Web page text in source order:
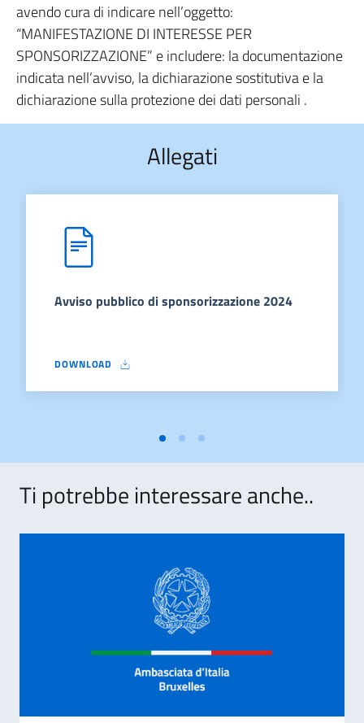
avendo cura di indicare nell’oggetto:
“MANIFESTAZIONE DI INTERESSE PER
SPONSORIZZAZIONE” e includere: la documentazione
indicata nell’avviso, la dichiarazione sostitutiva e la
dichiarazione sulla protezione dei dati personali .
Allegati
Avviso pubblico di sponsorizzazione 2024
DOWNLOAD
AVVISO PUBBLICO DI SPONSORIZZAZIONE 2024
Ti potrebbe interessare anche..